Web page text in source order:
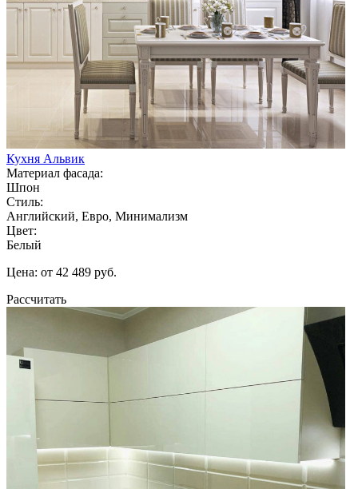
Кухня Альвик
Материал фасада:
Шпон
Стиль:
Английский, Евро, Минимализм
Цвет:
Белый
Цена: от 42 489 руб.
Рассчитать